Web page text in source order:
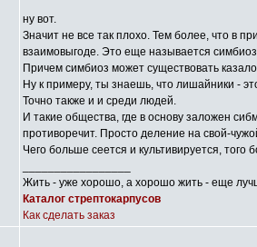
ну вот.
Значит не все так плохо. Тем более, что в
взаимовыгоде. Это еще называется
Причем симбиоз может существовать
Ну к примеру, ты знаешь, что лишайники -
Точно также и и среди людей.
И такие общества, где в основу заложен
противоречит. Просто деление на свой-
Чего больше сеется и культивируется, того
Жить - уже хорошо, а хорошо жить - еще
Каталог стрептокарпусов
Как сделать заказ